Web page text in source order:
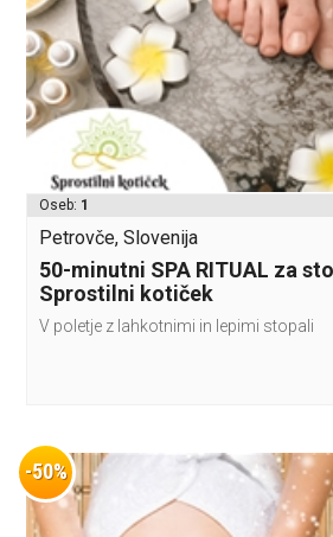
Oseb: 1
Petrovče, Slovenija
50-minutni SPA RITUAL za
Sprostilni kotiček
V poletje z lahkotnimi in lepimi stopali
-50%